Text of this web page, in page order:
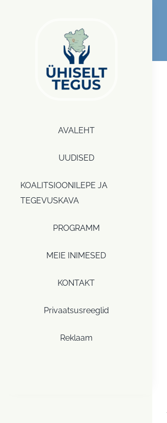
AVALEHT
UUDISED
KOALITSIOONILEPE JA
TEGEVUSKAVA
PROGRAMM
MEIE INIMESED
KONTAKT
Privaatsusreeglid
Reklaam